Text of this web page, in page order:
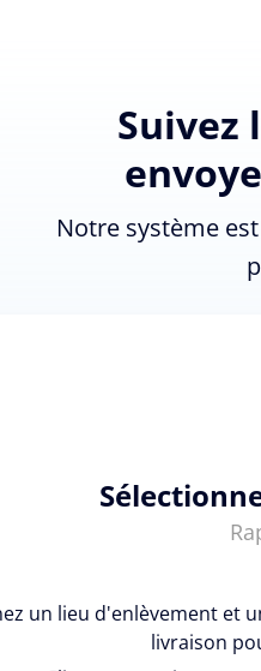
Suivez
Notre système
un lieu d'enlèvement et
livraison